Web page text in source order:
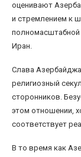
оценивают
и стремлением к
полномасштабной
Иран.
Слава
религиозный
сторонников.
этом отношении,
соответствует
В то время как